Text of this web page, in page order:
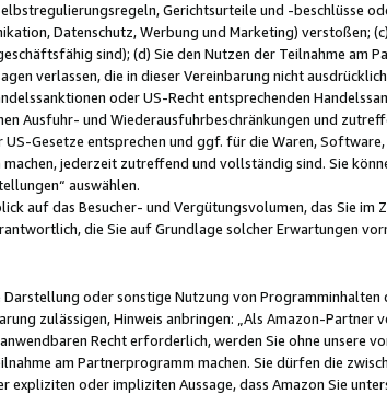
Gerichtsurteile und -beschlüsse
Datenschutz, Werbung und Marketing) verstoßen;
sind); (d) Sie den Nutzen der Teilnahme am
verlassen, die in dieser Vereinbarung nicht
oder US-Recht entsprechenden
Ausfuhr- und Wiederausfuhrbeschränkungen und
Gesetze entsprechen und ggf. für die Waren,
jederzeit zutreffend und vollständig sind. Sie
auswählen.
auf das Besucher- und Vergütungsvolumen, das Sie im
die Sie auf Grundlage solcher Erwartungen
oder sonstige Nutzung von Programminhalten
zulässigen, Hinweis anbringen: „Als Amazon-Partner
Recht erforderlich, werden Sie ohne unsere
am Partnerprogramm machen. Sie dürfen die
expliziten oder impliziten Aussage, dass Amazon Sie